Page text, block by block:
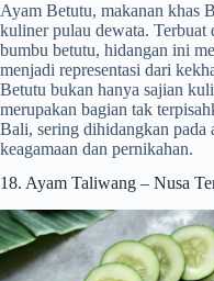
Ayam Betutu, makanan khas
kuliner pulau dewata. Terbuat
bumbu betutu, hidangan ini
menjadi representasi dari
Betutu bukan hanya sajian
merupakan bagian tak
Bali, sering dihidangkan pada
keagamaan dan pernikahan.
18. Ayam Taliwang – Nusa